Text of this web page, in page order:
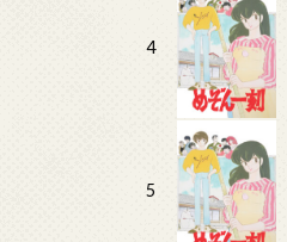
4
5